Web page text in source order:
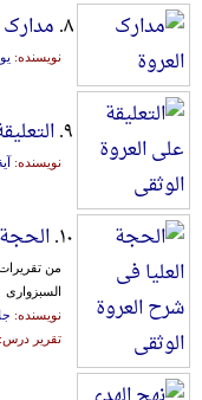
۸. مدارک
نویسنده:
۹.
نویسنده:
۱۰.
من
السبزواری
نویسنده:
تقریر درس: